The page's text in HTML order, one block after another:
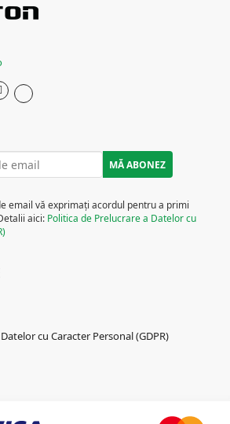
soluțiile care pot reduce risipa
umidității să crească profitabilitatea
email vă exprimați acordul pentru a primi